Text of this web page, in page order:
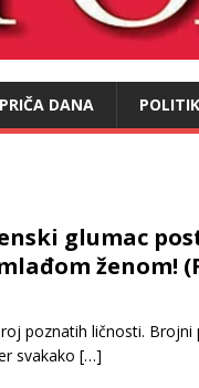
PRIČA DANA
glumac
ženom!
poznatih ličnosti. Brojni
svakako […]